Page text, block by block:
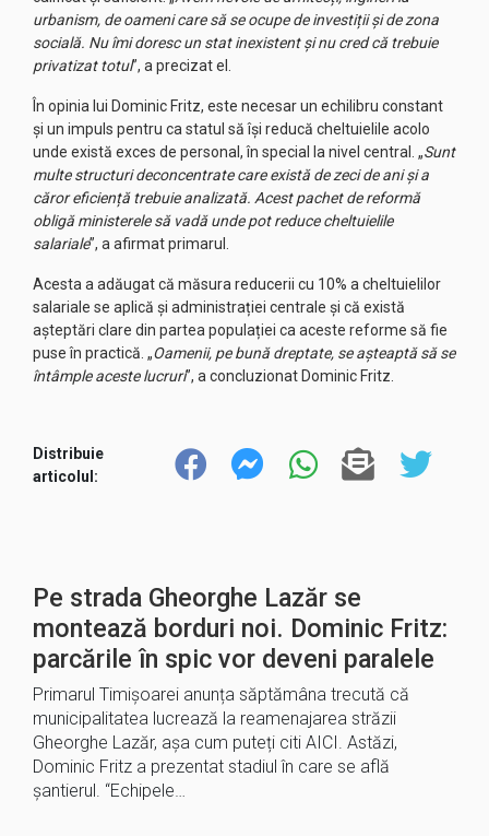
urbanism, de oameni care să se ocupe de investiții și de zona
socială. Nu îmi doresc un stat inexistent și nu cred că trebuie
privatizat totul”, a precizat el.
În opinia lui Dominic Fritz, este necesar un echilibru constant
și un impuls pentru ca statul să își reducă cheltuielile acolo
unde există exces de personal, în special la nivel central. „Sunt
multe structuri deconcentrate care există de zeci de ani și a
căror eficiență trebuie analizată. Acest pachet de reformă
obligă ministerele să vadă unde pot reduce cheltuielile
salariale”, a afirmat primarul.
Acesta a adăugat că măsura reducerii cu 10% a cheltuielilor
salariale se aplică și administrației centrale și că există
așteptări clare din partea populației ca aceste reforme să fie
puse în practică. „Oamenii, pe bună dreptate, se așteaptă să se
întâmple aceste lucruri”, a concluzionat Dominic Fritz.
Distribuie
articolul:
Pe strada Gheorghe Lazăr se
montează borduri noi. Dominic Fritz:
parcările în spic vor deveni paralele
Primarul Timișoarei anunța săptămâna trecută că
municipalitatea lucrează la reamenajarea străzii
Gheorghe Lazăr, așa cum puteți citi AICI. Astăzi,
Dominic Fritz a prezentat stadiul în care se află
șantierul. “Echipele…